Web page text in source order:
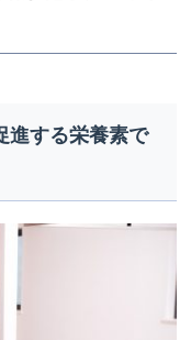
進する栄養素で